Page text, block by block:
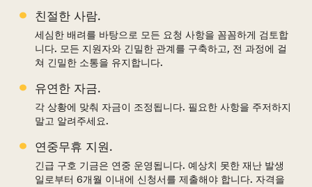
무엇을 기대할 수 있을까요?
친절한 사람.
세심한 배려를 바탕으로 모든 요청 사항을 꼼꼼하게 검토합
니다. 모든 지원자와 긴밀한 관계를 구축하고, 전 과정에 걸
쳐 긴밀한 소통을 유지합니다.
유연한 자금.
각 상황에 맞춰 자금이 조정됩니다. 필요한 사항을 주저하지
말고 알려주세요.
연중무휴 지원.
긴급 구호 기금은 연중 운영됩니다. 예상치 못한 재난 발생
일로부터 6개월 이내에 신청서를 제출해야 합니다. 자격을